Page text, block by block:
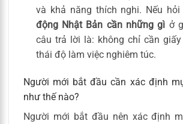
và khả năng thích nghi. Nếu
động Nhật Bản cần những gì ở
câu trả lời là: không chỉ cần
thái độ làm việc nghiêm túc.
Người mới bắt đầu cần xác định
như thế nào?
Người mới bắt đầu nên xác định